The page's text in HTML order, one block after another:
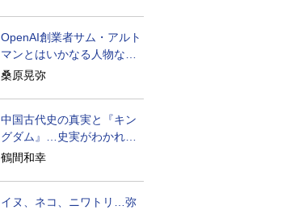
OpenAI創業者サム・アルト
マンとはいかなる人物なの
か
桑原晃弥
中国古代史の真実と『キン
グダム』…史実がわかれば
物語はもっと面白い
鶴間和幸
イヌ、ネコ、ニワトリ…弥